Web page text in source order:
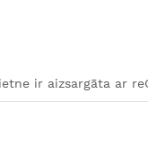
ir aizsargāta ar